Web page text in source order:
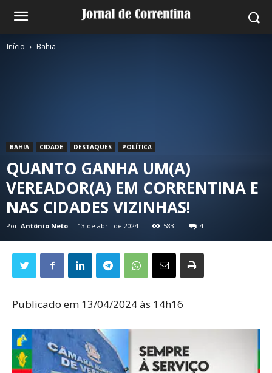
Início Bahia
BAHIA CIDADE DESTAQUES POLÍTICA
QUANTO GANHA UM(A)
VEREADOR(A) EM CORRENTINA E
NAS CIDADES VIZINHAS!
Por Antônio Neto - 13 de abril de 2024 583 4
Publicado em 13/04/2024 às 14h16